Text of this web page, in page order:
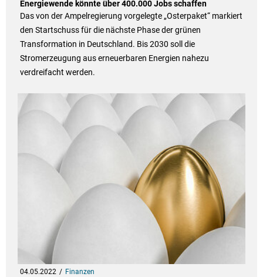
Energiewende könnte über 400.000 Jobs schaffen
Das von der Ampelregierung vorgelegte „Osterpaket“ markiert
den Startschuss für die nächste Phase der grünen
Transformation in Deutschland. Bis 2030 soll die
Stromerzeugung aus erneuerbaren Energien nahezu
verdreifacht werden.
04.05.2022 Finanzen